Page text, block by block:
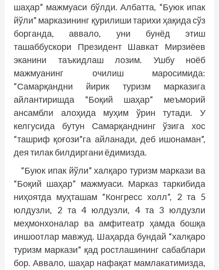
шаҳар” мажмуаси бўлди. Албатта, “Буюк ипак
йўли” марказининг қурилиши тарихи ҳақида сўз
борганда, аввало, уни бунёд этиш
ташаббускори Президент Шавкат Мирзиёев
эканини таъкидлаш лозим. Ушбу ноёб
мажмуанинг очилиш маросимида:
“Самарқандни йирик туризм марказига
айлантиришда “Боқий шаҳар” меъморий
ансамбли алоҳида муҳим ўрин тутади. У
келгусида бутун Самарқанднинг ўзига хос
“ташриф қоғози”га айланади, деб ишонаман”,
дея тилак билдиргани ёдимизда.
“Буюк ипак йўли” халқаро туризм маркази ва
“Боқий шаҳар” мажмуаси. Марказ таркибида
ниҳоятда муҳташам “Конгресс холл”, 2 та 5
юлдузли, 2 та 4 юлдузли, 4 та 3 юлдузли
меҳмонхоналар ва амфитеатр ҳамда бошқа
иншоотлар мавжуд. Шаҳарда бундай “халқаро
туризм маркази” қад ростлашининг сабаблари
бор. Аввало, шаҳар нафақат мамлакатимизда,